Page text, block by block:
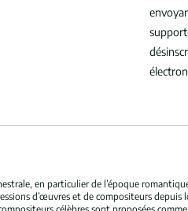
en particulier de l’époque
d’œuvres et de compositeurs